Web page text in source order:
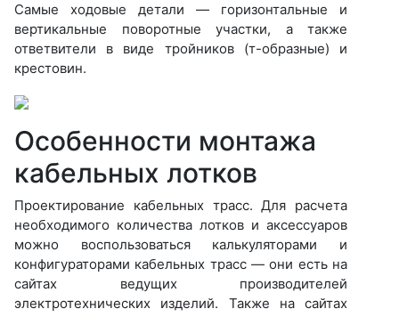
Самые ходовые детали — горизонтальные и
вертикальные поворотные участки, а также
ответвители в виде тройников (т-образные) и
крестовин.
Особенности монтажа
кабельных лотков
Проектирование кабельных трасс. Для расчета
необходимого количества лотков и аксессуаров
можно воспользоваться калькуляторами и
конфигураторами кабельных трасс — они есть на
сайтах ведущих производителей
электротехнических изделий. Также на сайтах